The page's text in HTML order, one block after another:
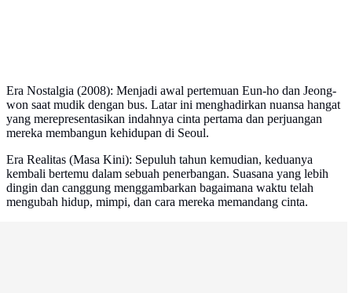
Era Nostalgia (2008): Menjadi awal pertemuan Eun-ho dan Jeong-
won saat mudik dengan bus. Latar ini menghadirkan nuansa hangat
yang merepresentasikan indahnya cinta pertama dan perjuangan
mereka membangun kehidupan di Seoul.
Era Realitas (Masa Kini): Sepuluh tahun kemudian, keduanya
kembali bertemu dalam sebuah penerbangan. Suasana yang lebih
dingin dan canggung menggambarkan bagaimana waktu telah
mengubah hidup, mimpi, dan cara mereka memandang cinta.